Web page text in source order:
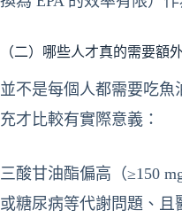
（二）哪些人才真的需要額
並不是每個人都需要吃
充才比較有實際意義：
三酸甘油酯偏高（≥150
或糖尿病等代謝問題、